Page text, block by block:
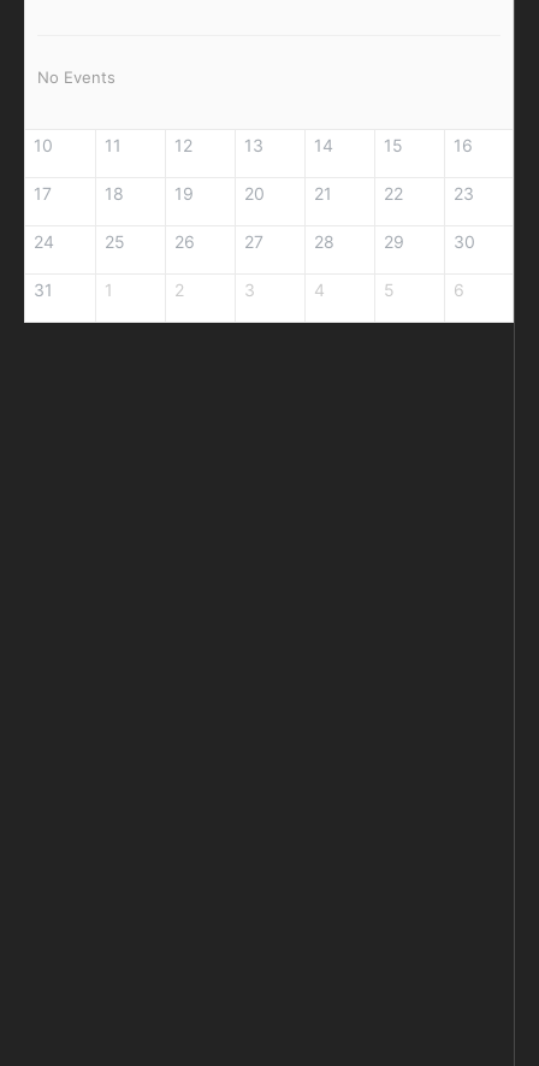
No Events
10 11 12 13 14 15 16
17 18 19 20 21 22 23
24 25 26 27 28 29 30
31 1 2 3 4 5 6